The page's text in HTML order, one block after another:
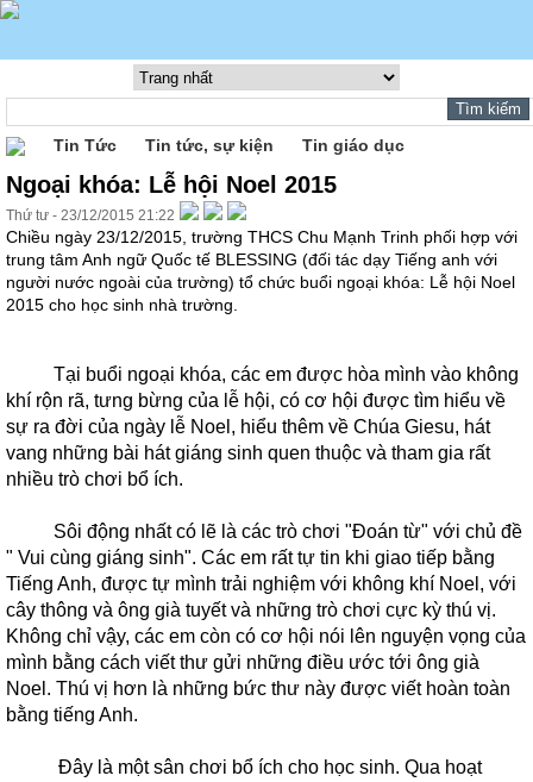
Tin Tức Tin tức, sự kiện Tin giáo dục
Ngoại khóa: Lễ hội Noel 2015
Thứ tư - 23/12/2015 21:22
Chiều ngày 23/12/2015, trường THCS Chu Mạnh Trinh phối hợp với
trung tâm Anh ngữ Quốc tế BLESSING (đối tác dạy Tiếng anh với
người nước ngoài của trường) tổ chức buổi ngoại khóa: Lễ hội Noel
2015 cho học sinh nhà trường.
Tại buổi ngoại khóa, các em được hòa mình vào không
khí rộn rã, tưng bừng của lễ hội, có cơ hội được tìm hiểu về
sự ra đời của ngày lễ Noel, hiểu thêm về Chúa Giesu, hát
vang những bài hát giáng sinh quen thuộc và tham gia rất
nhiều trò chơi bổ ích.
Sôi động nhất có lẽ là các trò chơi "Đoán từ" với chủ đề
" Vui cùng giáng sinh". Các em rất tự tin khi giao tiếp bằng
Tiếng Anh, được tự mình trải nghiệm với không khí Noel, với
cây thông và ông già tuyết và những trò chơi cực kỳ thú vị.
Không chỉ vậy, các em còn có cơ hội nói lên nguyện vọng của
mình bằng cách viết thư gửi những điều ước tới ông già
Noel. Thú vị hơn là những bức thư này được viết hoàn toàn
bằng tiếng Anh.
Đây là một sân chơi bổ ích cho học sinh. Qua hoạt